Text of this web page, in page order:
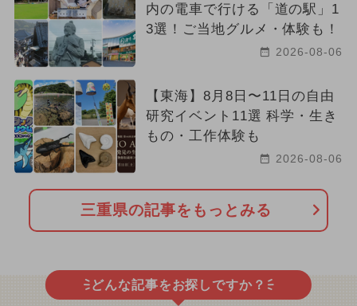
内の電車で行ける「道の駅」1
3選！ご当地グルメ・体験も！
2026-08-06
【東海】8月8日〜11日の自由
研究イベント11選 科学・生き
もの・工作体験も
2026-08-06
三重県の記事をもっとみる
どんな記事をお探しですか？